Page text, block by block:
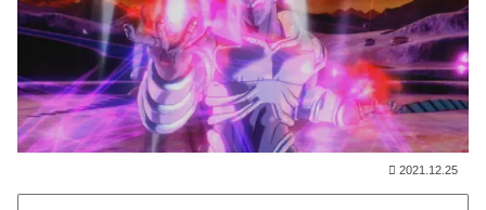
2021.12.25